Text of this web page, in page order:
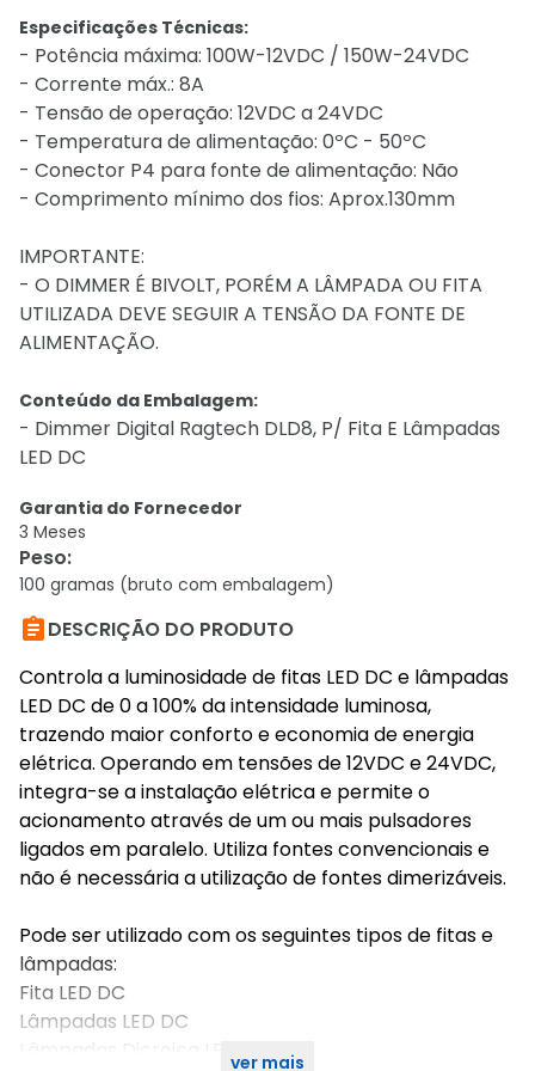
Especificações Técnicas:
- Potência máxima: 100W-12VDC / 150W-24VDC
- Corrente máx.: 8A
- Tensão de operação: 12VDC a 24VDC
- Temperatura de alimentação: 0ºC - 50ºC
- Conector P4 para fonte de alimentação: Não
- Comprimento mínimo dos fios: Aprox.130mm
IMPORTANTE:
- O DIMMER É BIVOLT, PORÉM A LÂMPADA OU FITA
UTILIZADA DEVE SEGUIR A TENSÃO DA FONTE DE
ALIMENTAÇÃO.
Conteúdo da Embalagem:
- Dimmer Digital Ragtech DLD8, P/ Fita E Lâmpadas
LED DC
Garantia do Fornecedor
3 Meses
Peso:
100 gramas (bruto com embalagem)
DESCRIÇÃO DO PRODUTO
Controla a luminosidade de fitas LED DC e lâmpadas
LED DC de 0 a 100% da intensidade luminosa,
trazendo maior conforto e economia de energia
elétrica. Operando em tensões de 12VDC e 24VDC,
integra-se a instalação elétrica e permite o
acionamento através de um ou mais pulsadores
ligados em paralelo. Utiliza fontes convencionais e
não é necessária a utilização de fontes dimerizáveis.
Pode ser utilizado com os seguintes tipos de fitas e
lâmpadas:
Fita LED DC
Lâmpadas LED DC
Lâmpadas Dicroica LED ver mais